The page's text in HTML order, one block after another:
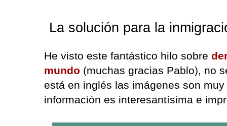
La solución para la
He visto este fantástico hilo sobre
mundo (muchas gracias Pablo), no
está en inglés las imágenes son
información es interesantísima e